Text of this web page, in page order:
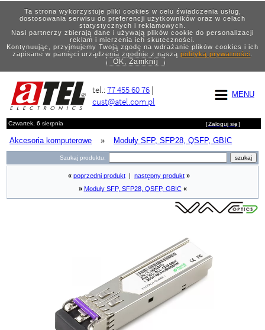
Ta strona wykorzystuje pliki cookies w celu świadczenia usług,
dostosowania serwisu do preferencji użytkowników oraz w celach
statystycznych i reklamowych.
Nasi partnerzy zbierają dane i używają plików cookie do personalizacji
reklam i mierzenia ich skuteczności.
Kontynuując, przyjmujemy Twoją zgodę na wdrażanie plików cookies i ich
zapisane w pamięci urządzenia zgodnie z naszą polityką prywatności.
OK, Zamknij
MENU
tel.:77 455 60 76 |
cust@atel.com.pl
Czwartek, 6 sierpnia [Zaloguj się]
Akcesoria komputerowe » Moduły SFP, SFP28, QSFP, GBIC
Szukaj produktu:
« poprzedni produkt następny produkt »
» Moduły SFP, SFP28, QSFP, GBIC «